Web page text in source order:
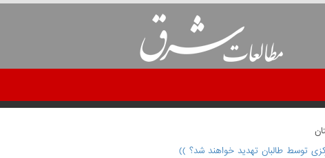
توسط طالبان تهدید خواهند شد؟ ))